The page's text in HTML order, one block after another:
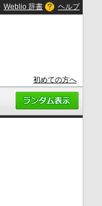
Weblio 辞書 ヘルプ
初めての方へ